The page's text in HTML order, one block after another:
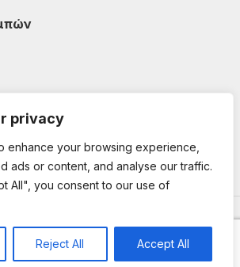
privacy
enhance your browsing experience,
ads or content, and analyse our traffic.
All", you consent to our use of
Reject All Accept All
All Rights Reserved.
by web-idea.gr